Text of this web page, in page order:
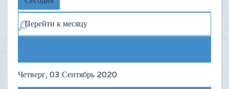
Перейти к месяцу
Четверг, 03 Сентябрь 2020